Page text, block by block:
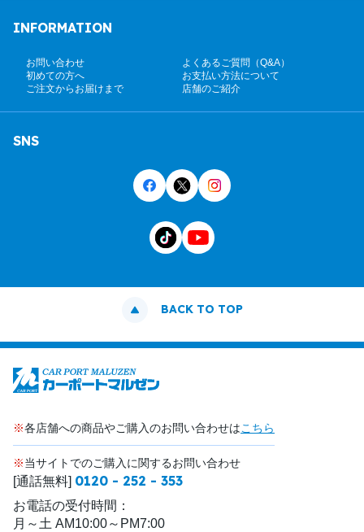
INFORMATION
お問い合わせ
よくあるご質問（Q&A）
初めての方へ
お支払い方法について
ご注文からお届けまで
店舗のご紹介
SNS
BACK TO TOP
※各店舗への商品やご購入のお問い合わせはこちら
※当サイトでのご購入に関するお問い合わせ
[通話無料] 0120 - 252 - 353
お電話の受付時間：
月～土 AM10:00～PM7:00